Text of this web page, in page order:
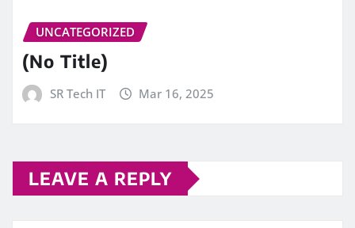
UNCATEGORIZED
(No Title)
SR Tech IT Mar 16, 2025
LEAVE A REPLY